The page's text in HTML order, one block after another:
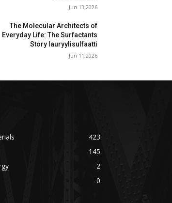
Jun 13,2026
The Molecular Architects of
Everyday Life: The Surfactants
Story lauryylisulfaatti
Jun 11,2026
423
145
2
0